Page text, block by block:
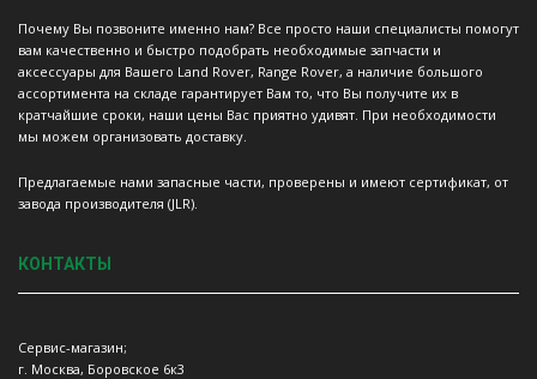
Почему Вы позвоните именно нам? Все просто наши специалисты помогут
вам качественно и быстро подобрать необходимые запчасти и
аксессуары для Вашего Land Rover, Range Rover, а наличие большого
ассортимента на складе гарантирует Вам то, что Вы получите их в
кратчайшие сроки, наши цены Вас приятно удивят. При необходимости
мы можем организовать доставку.
Предлагаемые нами запасные части, проверены и имеют сертификат, от
завода производителя (JLR).
КОНТАКТЫ
Сервис-магазин;
г. Москва, Боровское 6к3